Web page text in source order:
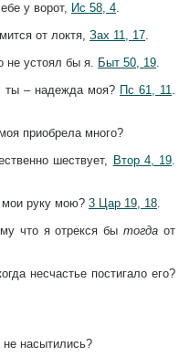
у ворот, Ис 58, 4.
от локтя, Зах 11, 17.
не устоял бы я. Быт 50, 19.
ты – надежда моя? Пс 61, 11.
приобрела много?
шествует, Втор 4, 19.
мои руку мою? 3 Цар 19, 18.
что я отрекся бытогда от
несчастье постигало его?
насытились?